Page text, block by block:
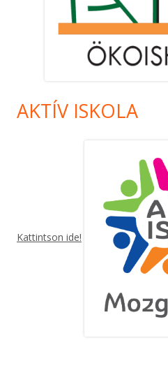
AKTÍV ISKOLA
Kattintson ide!